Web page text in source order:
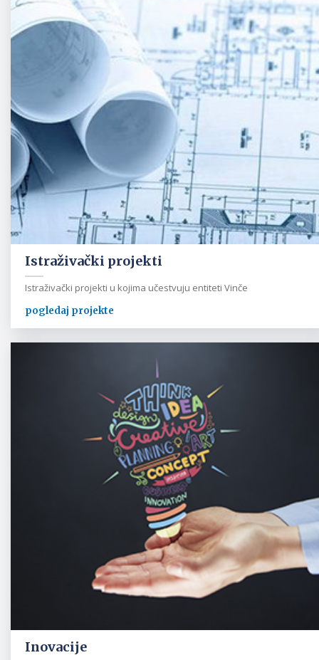
Istraživački projekti
Istraživački projekti u kojima učestvuju entiteti Vinče
pogledaj projekte
Inovacije